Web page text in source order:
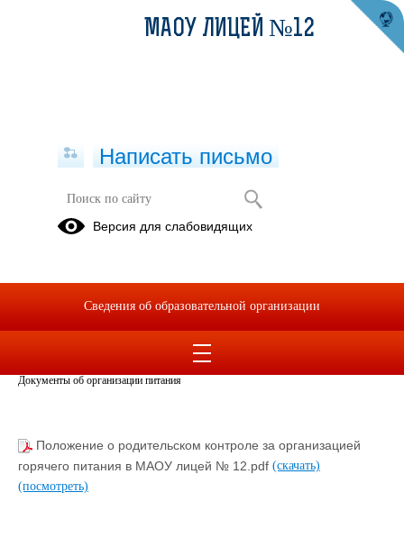
Архив документов
Документы об организации питания
Положение о родительском контроле за организацией
горячего питания в МАОУ лицей № 12.pdf (скачать)
(посмотреть)
МАОУ ЛИЦЕЙ №12
Написать письмо
Версия для слабовидящих
Сведения об образовательной организации